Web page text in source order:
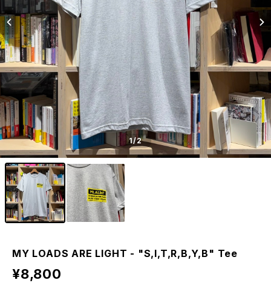
1/2
MY LOADS ARE LIGHT - "S,I,T,R,B,Y,B" Tee
¥8,800